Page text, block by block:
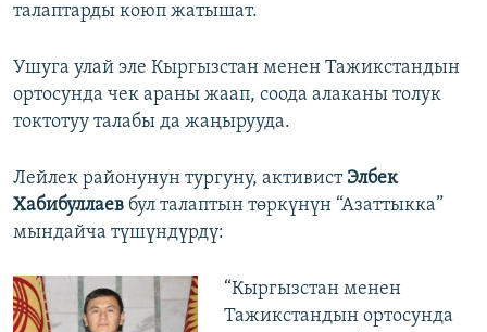
талаптарды коюп жатышат.
Ушуга улай эле Кыргызстан менен Тажикстандын
ортосунда чек араны жаап, соода алаканы толук
токтотуу талабы да жаңырууда.
Лейлек районунун тургуну, активист Элбек
Хабибуллаев бул талаптын төркүнүн “Азаттыкка”
мындайча түшүндүрдү:
“Кыргызстан менен
Тажикстандын ортосунда